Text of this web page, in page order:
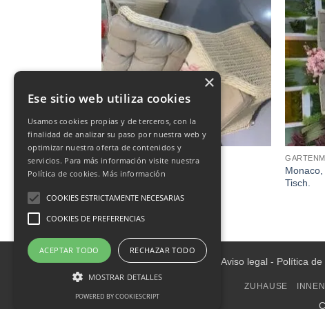
GARTENMÖBEL
Sessel Monaco
Tisch.
mit Dach
Aviso legal- Política de
ZUHAUSE
×
Ese sitio web utiliza cookies
Usamos cookies propias y de terceros, con la
finalidad de analizar su paso por nuestra web y
optimizar nuestra oferta de contenidos y
servicios. Para más información visite nuestra
Política de cookies. Más información
COOKIES ESTRICTAMENTE NECESARIAS
COOKIES DE PREFERENCIAS
ACEPTAR TODO RECHAZAR TODO
MOSTRAR DETALLES
POWERED BY COOKIESCRIPT